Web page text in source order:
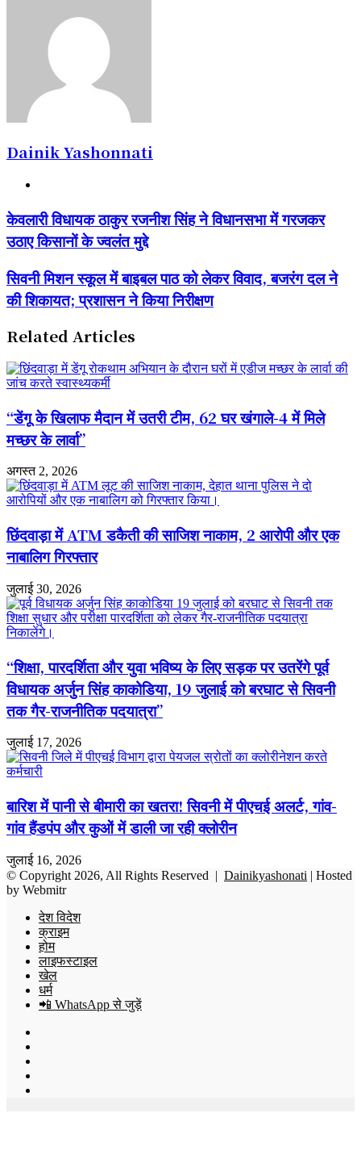
Dainik Yashonnati
केवलारी
विधायक
ठाकुर
सिंह
ने
विधानसभा
गरजकर
उठाए
किसानों
के
ज्वलंत
केवलारी विधायक ठाकुर रजनीश सिंह ने विधानसभा में गरजकर
उठाए किसानों के ज्वलंत मुद्दे
सिवनी
मिशन
स्कूल
बाइबल
पाठ
को
लेकर
विवाद,
दल
ने
की
प्रशासन
ने
किया
सिवनी मिशन स्कूल में बाइबल पाठ को लेकर विवाद, बजरंग दल ने
की शिकायत; प्रशासन ने किया निरीक्षण
Related Articles
“डेंगू के खिलाफ मैदान में उतरी टीम, 62 घर खंगाले-4 में मिले
मच्छर के लार्वा”
अगस्त 2, 2026
छिंदवाड़ा में ATM डकैती की साजिश नाकाम, 2 आरोपी और एक
नाबालिग गिरफ्तार
जुलाई 30, 2026
“शिक्षा, पारदर्शिता और युवा भविष्य के लिए सड़क पर उतरेंगे पूर्व
विधायक अर्जुन सिंह काकोडिया, 19 जुलाई को बरघाट से सिवनी
तक गैर-राजनीतिक पदयात्रा”
जुलाई 17, 2026
बारिश में पानी से बीमारी का खतरा! सिवनी में पीएचई अलर्ट, गांव-
गांव हैंडपंप और कुओं में डाली जा रही क्लोरीन
जुलाई 16, 2026
© Copyright 2026, All Rights Reserved | Dainikyashonati | Hosted
by Webmitr
देश विदेश
क्राइम
होम
लाइफस्टाइल
खेल
धर्म
📲 WhatsApp से जुड़ें